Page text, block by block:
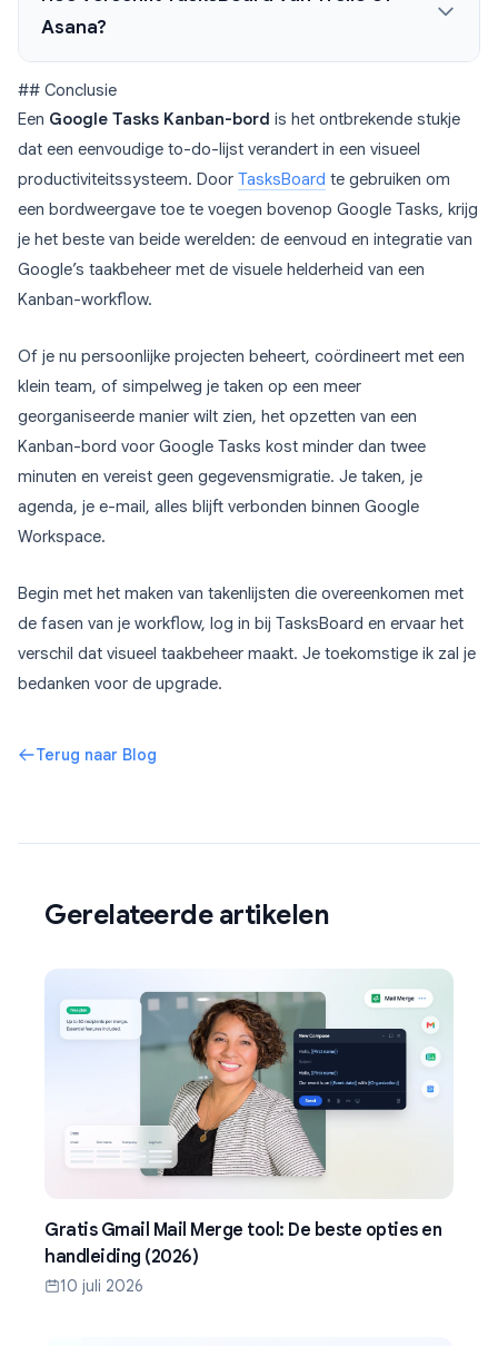
Asana?
## Conclusie
Een Google Tasks Kanban-bord is het ontbrekende stukje
dat een eenvoudige to-do-lijst verandert in een visueel
productiviteitssysteem. Door TasksBoard te gebruiken om
een bordweergave toe te voegen bovenop Google Tasks, krijg
je het beste van beide werelden: de eenvoud en integratie van
Google’s taakbeheer met de visuele helderheid van een
Kanban-workflow.
Of je nu persoonlijke projecten beheert, coördineert met een
klein team, of simpelweg je taken op een meer
georganiseerde manier wilt zien, het opzetten van een
Kanban-bord voor Google Tasks kost minder dan twee
minuten en vereist geen gegevensmigratie. Je taken, je
agenda, je e-mail, alles blijft verbonden binnen Google
Workspace.
Begin met het maken van takenlijsten die overeenkomen met
de fasen van je workflow, log in bij TasksBoard en ervaar het
verschil dat visueel taakbeheer maakt. Je toekomstige ik zal je
bedanken voor de upgrade.
Terug naar Blog
Gerelateerde artikelen
Gratis Gmail Mail Merge tool: De beste opties en
handleiding (2026)
10 juli 2026